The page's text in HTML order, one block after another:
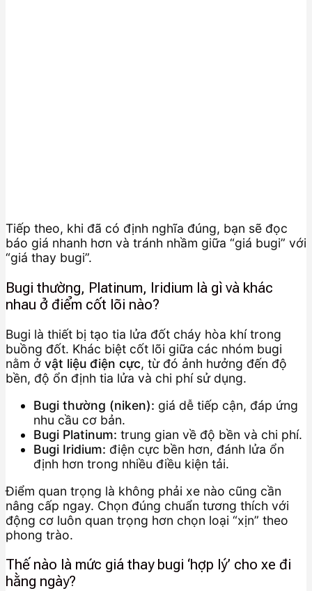
Tiếp theo, khi đã có định nghĩa đúng, bạn sẽ đọc
báo giá nhanh hơn và tránh nhầm giữa “giá bugi” với
“giá thay bugi”.
Bugi thường, Platinum, Iridium là gì và khác
nhau ở điểm cốt lõi nào?
Bugi là thiết bị tạo tia lửa đốt cháy hòa khí trong
buồng đốt. Khác biệt cốt lõi giữa các nhóm bugi
nằm ở vật liệu điện cực, từ đó ảnh hưởng đến độ
bền, độ ổn định tia lửa và chi phí sử dụng.
Bugi thường (niken): giá dễ tiếp cận, đáp ứng
nhu cầu cơ bản.
Bugi Platinum: trung gian về độ bền và chi phí.
Bugi Iridium: điện cực bền hơn, đánh lửa ổn
định hơn trong nhiều điều kiện tải.
Điểm quan trọng là không phải xe nào cũng cần
nâng cấp ngay. Chọn đúng chuẩn tương thích với
động cơ luôn quan trọng hơn chọn loại “xịn” theo
phong trào.
Thế nào là mức giá thay bugi ‘hợp lý’ cho xe đi
hằng ngày?